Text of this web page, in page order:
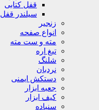
قفل کتابی
سیلندر قفل
زنجیر
انواع صفحه
مته و ست مته
تیغ اره
شلنگ
نردبان
دستکش ایمنی
جعبه ابزار
کیف ابزار
سنباده